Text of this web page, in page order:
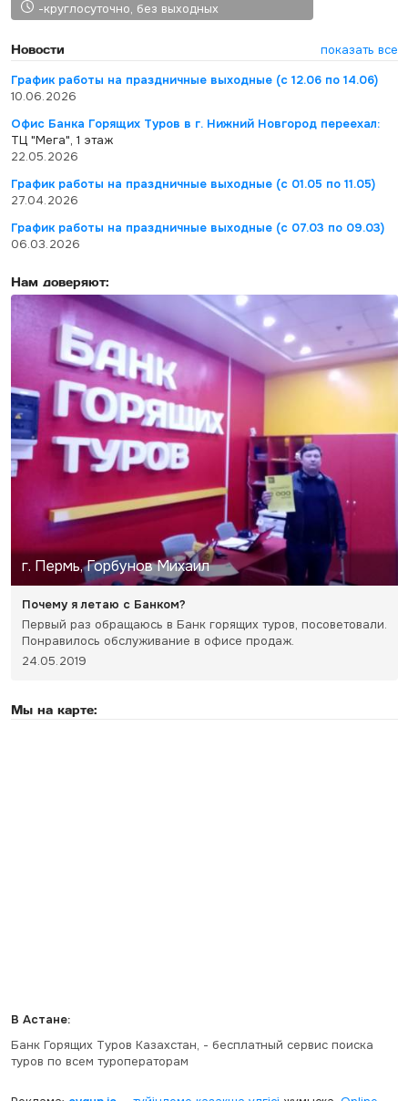
-круглосуточно, без выходных
Новости
показать все
График работы на праздничные выходные (с 12.06 по 14.06)
10.06.2026
Офис Банка Горящих Туров в г. Нижний Новгород переехал:
ТЦ "Мега", 1 этаж
22.05.2026
График работы на праздничные выходные (с 01.05 по 11.05)
27.04.2026
График работы на праздничные выходные (с 07.03 по 09.03)
06.03.2026
Нам доверяют:
г. Пермь, Горбунов Михаил
Почему я летаю с Банком?
Первый раз обращаюсь в Банк горящих туров, посоветовали.
Понравилось обслуживание в офисе продаж.
24.05.2019
Мы на карте:
В Астане:
Банк Горящих Туров Казахстан, - бесплатный сервис поиска
туров по всем туроператорам